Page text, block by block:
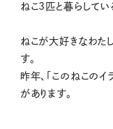
ねこ3匹と暮らしてい
ねこが大好きなわた
す。
昨年、「このねこのイ
があります。